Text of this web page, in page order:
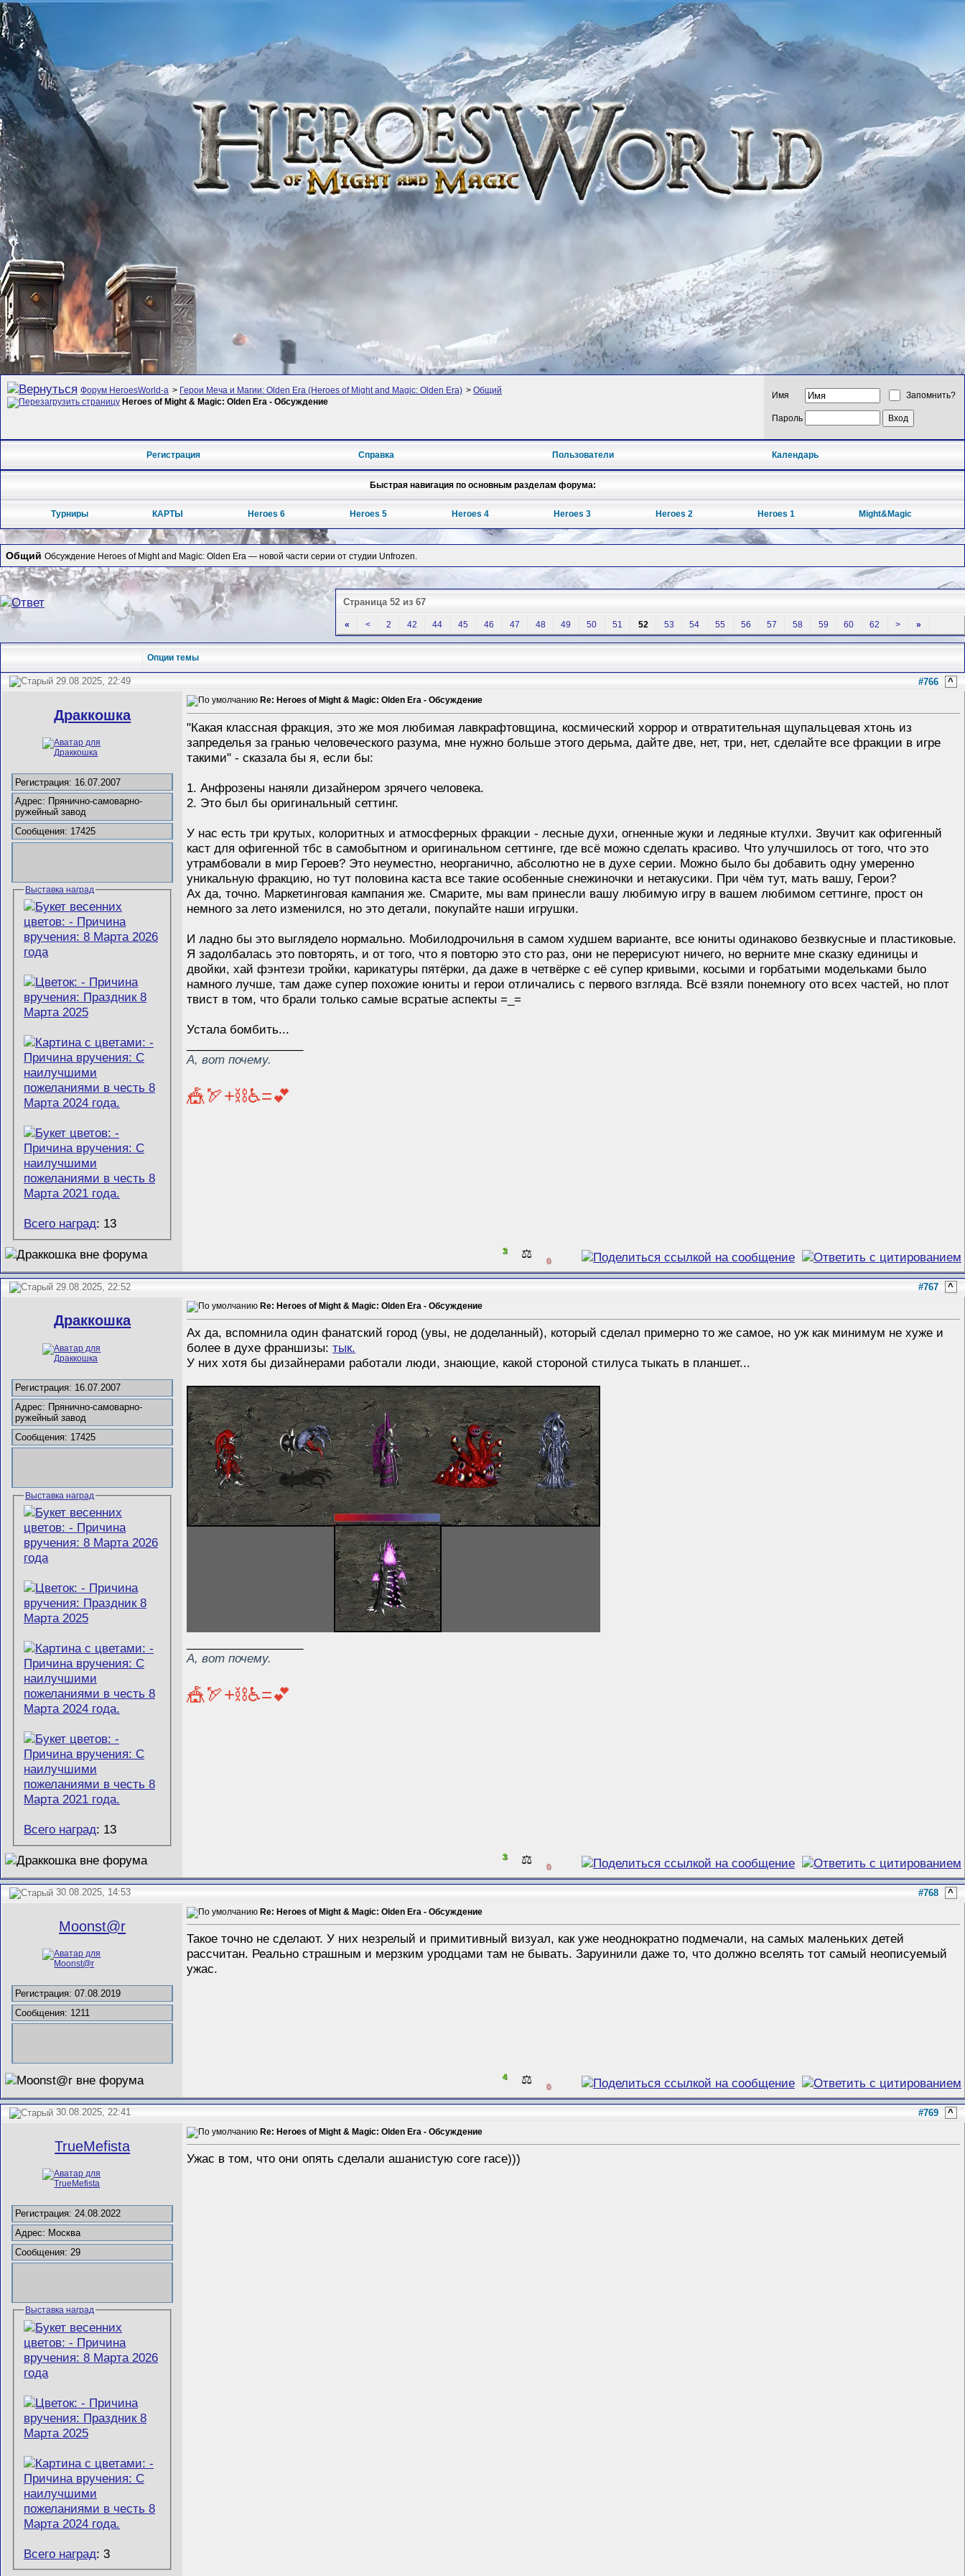
Форум HeroesWorld-а > Герои Меча и Магии: Olden Era (Heroes of Might and Magic: Olden Era) > Общий
Heroes of Might & Magic: Olden Era - Обсуждение
Имя Запомнить?
Пароль
Регистрация Справка Пользователи Календарь
Быстрая навигация по основным разделам форума:
Турниры КАРТЫ Heroes 6 Heroes 5 Heroes 4 Heroes 3 Heroes 2 Heroes 1 Might&Magic
Общий Обсуждение Heroes of Might and Magic: Olden Era — новой части серии от студии Unfrozen.
Страница 52 из 67
« < 2 42 44 45 46 47 48 49 50 51 52 53 54 55 56 57 58 59 60 62 > »
Опции темы
29.08.2025, 22:49 #766 ^
Драккошка
Регистрация: 16.07.2007
Адрес: Прянично-самоварно-
ружейный завод
Сообщения: 17425
Выставка наград
Всего наград: 13
Re: Heroes of Might & Magic: Olden Era - Обсуждение
"Какая классная фракция, это же моя любимая лавкрафтовщина, космический хоррор и отвратительная щупальцевая хтонь из
запределья за гранью человеческого разума, мне нужно больше этого дерьма, дайте две, нет, три, нет, сделайте все фракции в игре
такими" - сказала бы я, если бы:
1. Анфрозены наняли дизайнером зрячего человека.
2. Это был бы оригинальный сеттинг.
У нас есть три крутых, колоритных и атмосферных фракции - лесные духи, огненные жуки и ледяные ктулхи. Звучит как офигенный
каст для офигенной тбс в самобытном и оригинальном сеттинге, где всё можно сделать красиво. Что улучшилось от того, что это
утрамбовали в мир Героев? Это неуместно, неорганично, абсолютно не в духе серии. Можно было бы добавить одну умеренно
уникальную фракцию, но тут половина каста все такие особенные снежиночки и нетакусики. При чём тут, мать вашу, Герои?
Ах да, точно. Маркетинговая кампания же. Смарите, мы вам принесли вашу любимую игру в вашем любимом сеттинге, прост он
немного за лето изменился, но это детали, покупайте наши игрушки.
И ладно бы это выглядело нормально. Мобилодрочильня в самом худшем варианте, все юниты одинаково безвкусные и пластиковые.
Я задолбалась это повторять, и от того, что я повторю это сто раз, они не перерисуют ничего, но верните мне сказку единицы и
двойки, хай фэнтези тройки, карикатуры пятёрки, да даже в четвёрке с её супер кривыми, косыми и горбатыми модельками было
намного лучше, там даже супер похожие юниты и герои отличались с первого взгляда. Всё взяли понемногу ото всех частей, но плот
твист в том, что брали только самые всратые аспекты =_=
Устала бомбить...
А, вот почему.
🎪🏹+⛓️♿=💕
3 ⚖️ 0
29.08.2025, 22:52 #767 ^
Драккошка
Регистрация: 16.07.2007
Адрес: Прянично-самоварно-
ружейный завод
Сообщения: 17425
Выставка наград
Всего наград: 13
Re: Heroes of Might & Magic: Olden Era - Обсуждение
Ах да, вспомнила один фанатский город (увы, не доделанный), который сделал примерно то же самое, но уж как минимум не хуже и
более в духе франшизы:тык.
У них хотя бы дизайнерами работали люди, знающие, какой стороной стилуса тыкать в планшет...
А, вот почему.
🎪🏹+⛓️♿=💕
3 ⚖️ 0
30.08.2025, 14:53 #768 ^
Mооnst@r
Регистрация: 07.08.2019
Сообщения: 1211
Re: Heroes of Might & Magic: Olden Era - Обсуждение
Такое точно не сделают. У них незрелый и примитивный визуал, как уже неоднократно подмечали, на самых маленьких детей
рассчитан. Реально страшным и мерзким уродцами там не бывать. Заруинили даже то, что должно вселять тот самый неописуемый
ужас.
4 ⚖️ 0
30.08.2025, 22:41 #769 ^
TrueMefista
Регистрация: 24.08.2022
Адрес: Москва
Сообщения: 29
Выставка наград
Всего наград: 3
Re: Heroes of Might & Magic: Olden Era - Обсуждение
Ужас в том, что они опять сделали ашанистую core race)))